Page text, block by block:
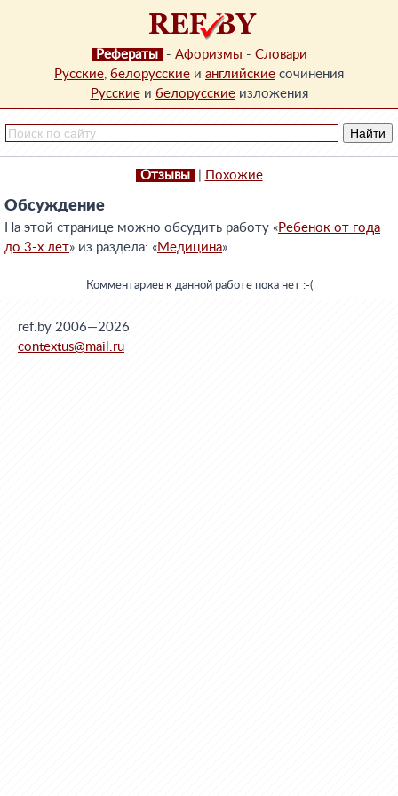
Рефераты - Афоризмы - Словари
Русские, белорусские и английские сочинения
Русскиеи белорусскиеизложения
Отзывы Похожие
Обсуждение
На этой странице можно обсудить работу «Ребенок от года
до 3-х лет» из раздела: «Медицина»
Комментариев к данной работе пока нет :-(
ref.by 2006—2026
contextus@mail.ru